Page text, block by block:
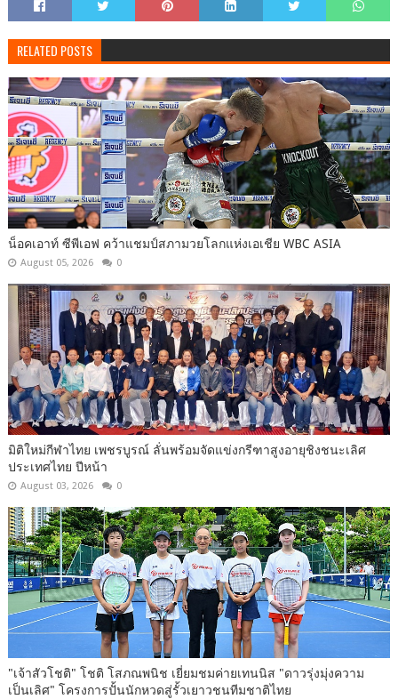
RELATED POSTS
น็อคเอาท์ ซีพีเอฟ คว้าแชมป์สภามวยโลกแห่งเอเชีย WBC ASIA
August 05, 2026 0
มิติใหม่กีฬาไทย เพชรบูรณ์ ลั่นพร้อมจัดแข่งกรีฑาสูงอายุชิงชนะเลิศ
ประเทศไทย ปีหน้า
August 03, 2026 0
"เจ้าสัวโชติ" โชติ โสภณพนิช เยี่ยมชมค่ายเทนนิส "ดาวรุ่งมุ่งความ
เป็นเลิศ" โครงการปั้นนักหวดสู่รั้วเยาวชนทีมชาติไทย